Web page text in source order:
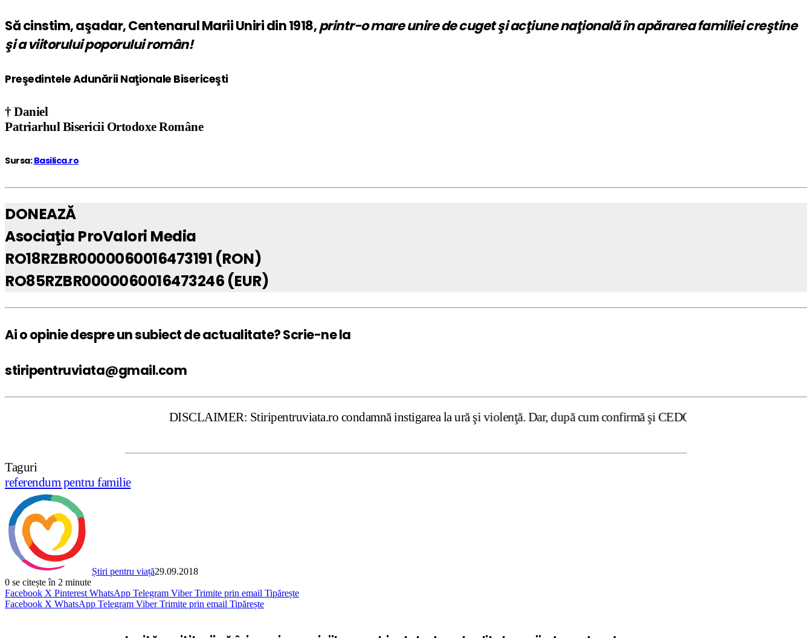
Să cinstim, aşadar, Centenarul Marii Uniri din 1918,printr-o mare unire de cuget şi acţiune naţională în apărarea familiei creştine
şi a viitorului poporului român!
Preşedintele Adunării Naţionale Bisericeşti
† Daniel
Patriarhul Bisericii Ortodoxe Române
Sursa:Basilica.ro
DONEAZĂ
Asociaţia ProValori Media
RO18RZBR0000060016473191 (RON)
RO85RZBR0000060016473246 (EUR)
Ai o opinie despre un subiect de actualitate? Scrie-ne la
stiripentruviata@gmail.com
DISCLAIMER: Stiripentruviata.ro condamnă instigarea la ură şi violenţă. Dar, după cum confirmă şi CEDO în cazul Handyside vs. UK (para
Taguri
referendum pentru familie
Știri pentru viață29.09.2018
0 se citește în 2 minute
Facebook X Pinterest WhatsApp Telegram Viber Trimite prin email Tipărește
Facebook X WhatsApp Telegram Viber Trimite prin email Tipărește